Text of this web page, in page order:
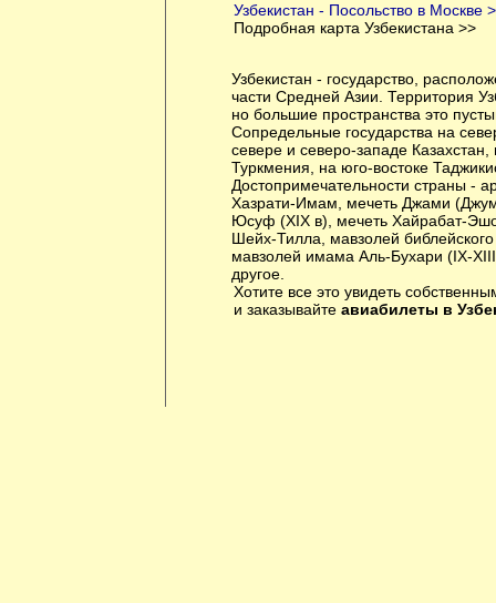
Узбекистан - Посольство в Москве
Подробная карта Узбекистана >>
Узбекистан - государство,
части Средней Азии. Территория
но большие пространства это
Сопредельные государства на
севере и северо-западе
Туркмения, на юго-востоке
Достопримечательности страны -
Хазрати-Имам, мечеть Джами
Юсуф (XIX в), мечеть Хайрабат-
Шейх-Тилла, мавзолей
мавзолей имама Аль-Бухари (IX-
другое.
Хотите все это увидеть
и заказывайте авиабилеты в